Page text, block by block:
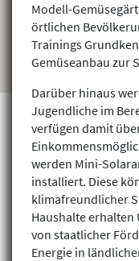
Modell-
örtlichen
Trainings
Gemüseanbau zur
Darüber hinaus
Jugendliche im
verfügen damit
werden Mini-
installiert. Diese
klimafreundlicher
Haushalte
von staatlicher
Energie in